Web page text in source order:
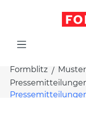
Formblitz